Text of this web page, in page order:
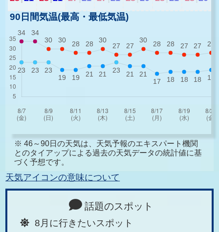
90日間気温(最高・最低気温)
※ 46～90日の天気は、天気予報のエキスパート機関
とのタイアップによる過去の天気データの統計値に基
づく予想です。
天気アイコンの意味について
話題のスポット
8月に行きたいスポット